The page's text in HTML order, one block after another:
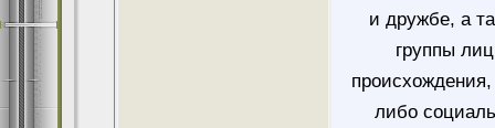
и дружбе, а
группы
либо